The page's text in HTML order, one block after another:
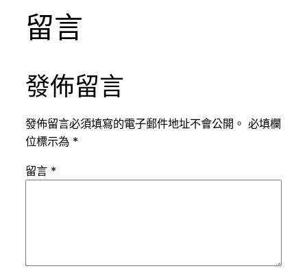
留言
發佈留言
發佈留言必須填寫的電子郵件地址不會公開。 必填欄
位標示為 *
留言 *